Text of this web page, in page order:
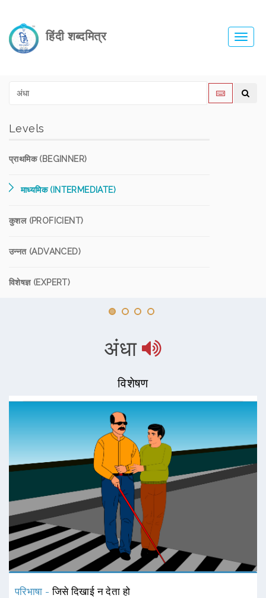
हिंदी शब्दमित्र
Levels
प्राथमिक (BEGINNER)
माध्यमिक (INTERMEDIATE)
कुशल (PROFICIENT)
उन्नत (ADVANCED)
विशेषज्ञ (EXPERT)
अंधा
विशेषण
परिभाषा -जिसे दिखाई न देता हो